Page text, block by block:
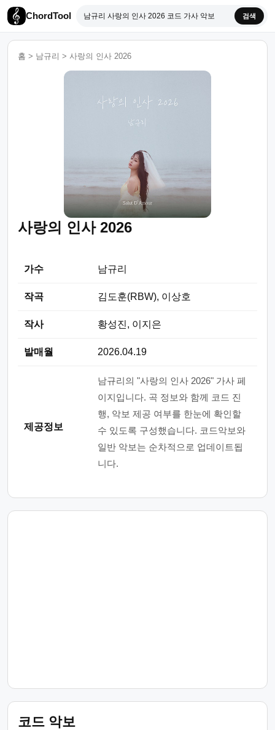
ChordTool 검색
홈 > 남규리 > 사랑의 인사 2026
사랑의 인사 2026
가수 남규리
작곡 김도훈(RBW), 이상호
작사 황성진, 이지은
발매월 2026.04.19
제공정보
남규리의 "사랑의 인사 2026" 가사 페
이지입니다. 곡 정보와 함께 코드 진
행, 악보 제공 여부를 한눈에 확인할
수 있도록 구성했습니다. 코드악보와
일반 악보는 순차적으로 업데이트됩
니다.
코드 악보